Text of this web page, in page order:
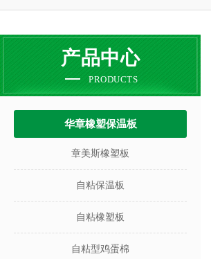
产品中心
PRODUCTS
华章橡塑保温板
章美斯橡塑板
自粘保温板
自粘橡塑板
自粘型鸡蛋棉